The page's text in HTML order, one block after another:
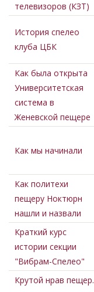
телевизоров (КЗТ)
История спелео
клуба ЦБК
Как была открыта
Университетская
система в
Женевской пещере
Как мы начинали
Как политехи
пещеру Ноктюрн
нашли и назвали
Краткий курс
истории секции
"Вибрам-Спелео"
Крутой нрав пещер.